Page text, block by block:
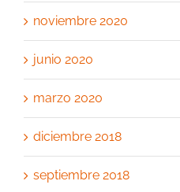
noviembre 2020
junio 2020
marzo 2020
diciembre 2018
septiembre 2018